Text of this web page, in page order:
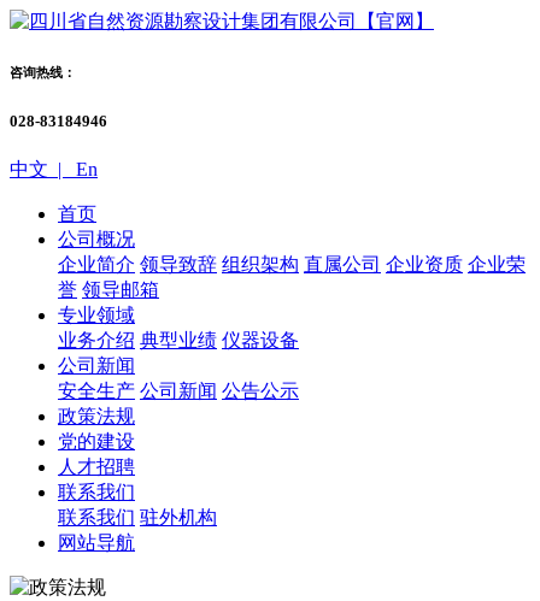
咨询热线：
028-83184946
中文 | En
首页
公司概况
企业简介 领导致辞 组织架构 直属公司 企业资质 企业荣
誉 领导邮箱
专业领域
业务介绍 典型业绩 仪器设备
公司新闻
安全生产 公司新闻 公告公示
政策法规
党的建设
人才招聘
联系我们
联系我们 驻外机构
网站导航